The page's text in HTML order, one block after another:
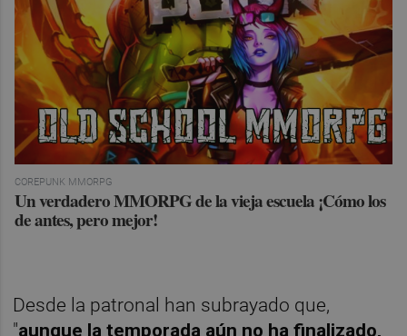
COREPUNK MMORPG
Un verdadero MMORPG de la vieja escuela ¡Cómo los
de antes, pero mejor!
Desde la patronal han subrayado que,
"aunque la temporada aún no ha finalizado,